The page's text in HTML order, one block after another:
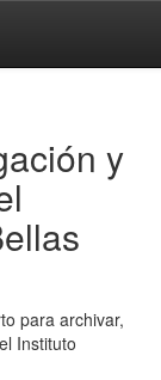
y
para archivar,
Instituto